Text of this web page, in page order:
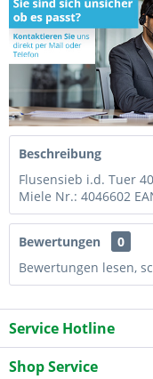
Beschreibung
Flusensieb i.d. Tuer
Miele Nr.: 4046602
Bewertungen
0
Bewertungen lesen,
Service Hotline
Shop Service